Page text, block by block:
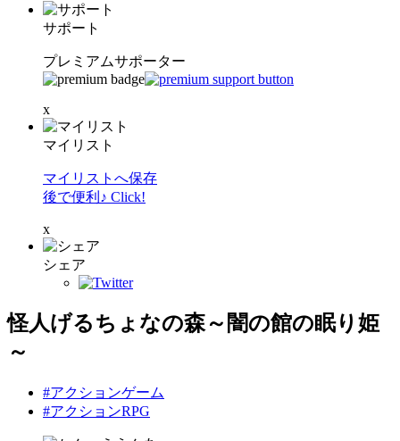
サポート
プレミアムサポーター
x
マイリスト
マイリストへ保存
後で便利♪ Click!
x
シェア
怪人げるちょなの森～闇の館の眠り姫
～
#アクションゲーム
#アクションRPG